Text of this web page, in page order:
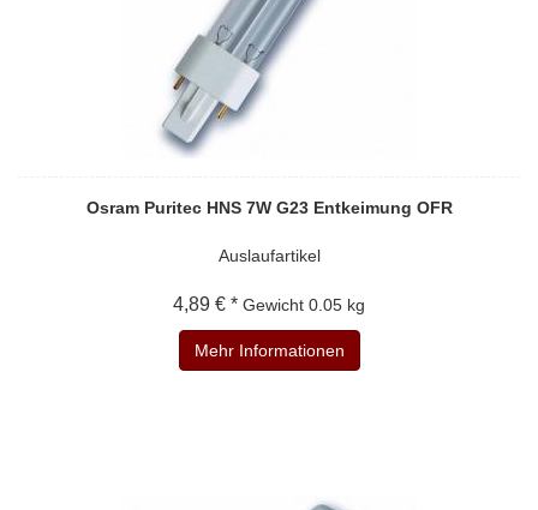
Osram Puritec HNS 7W G23 Entkeimung OFR
Auslaufartikel
4,89 € * Gewicht 0.05 kg
Mehr Informationen